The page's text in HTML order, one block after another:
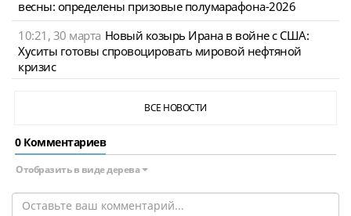
весны: определены призовые полумарафона-2026
10:21, 30 марта Новый козырь Ирана в войне с США:
Хуситы готовы спровоцировать мировой нефтяной
кризис
ВСЕ НОВОСТИ
0 Комментариев
Отобразить в виде дерева